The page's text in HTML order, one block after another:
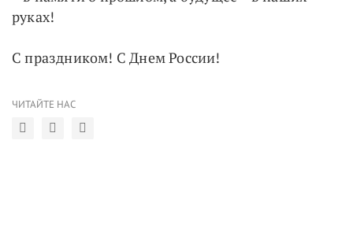
руках!
С праздником! С Днем России!
ЧИТАЙТЕ НАС